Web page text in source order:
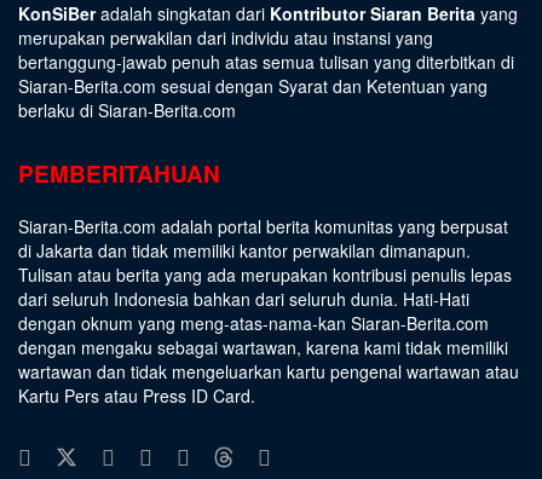
KonSiBeradalah singkatan dari Kontributor Siaran Berita yang
merupakan perwakilan dari individu atau instansi yang
bertanggung-jawab penuh atas semua tulisan yang diterbitkan di
Siaran-Berita.com sesuai dengan Syarat dan Ketentuan yang
berlaku di Siaran-Berita.com
PEMBERITAHUAN
Siaran-Berita.com adalah portal berita komunitas yang berpusat
di Jakarta dan tidak memiliki kantor perwakilan dimanapun.
Tulisan atau berita yang ada merupakan kontribusi penulis lepas
dari seluruh Indonesia bahkan dari seluruh dunia. Hati-Hati
dengan oknum yang meng-atas-nama-kan Siaran-Berita.com
dengan mengaku sebagai wartawan, karena kami tidak memiliki
wartawan dan tidak mengeluarkan kartu pengenal wartawan atau
Kartu Pers atau Press ID Card.